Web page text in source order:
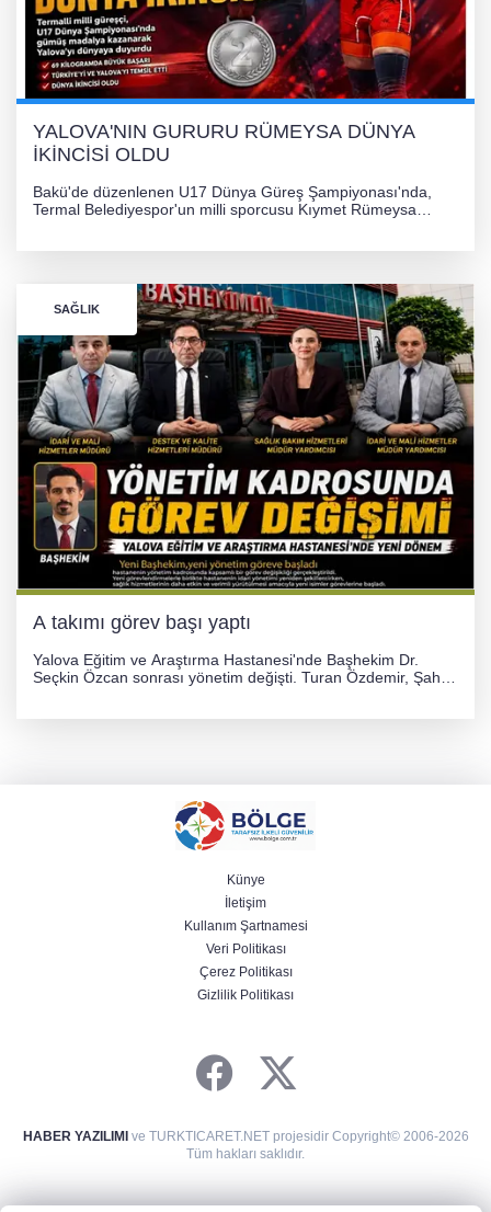
YALOVA'NIN GURURU RÜMEYSA DÜNYA
İKİNCİSİ OLDU
Bakü'de düzenlenen U17 Dünya Güreş Şampiyonası'nda,
Termal Belediyespor'un milli sporcusu Kıymet Rümeysa
SAĞLIK
A takımı görev başı yaptı
Yalova Eğitim ve Araştırma Hastanesi'nde Başhekim Dr.
Seçkin Özcan sonrası yönetim değişti. Turan Özdemir, Şahin
Künye
İletişim
Kullanım Şartnamesi
Veri Politikası
Çerez Politikası
Gizlilik Politikası
HABER YAZILIMIve TURKTICARET.NET projesidir Copyright© 2006-2026
Tüm hakları saklıdır.